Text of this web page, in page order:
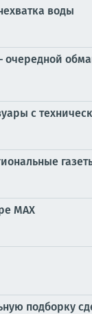
воды
с
MAX
подборку